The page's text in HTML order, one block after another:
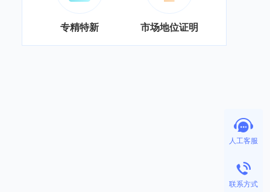
专精特新 市场地位证明
人工客服
联系方式